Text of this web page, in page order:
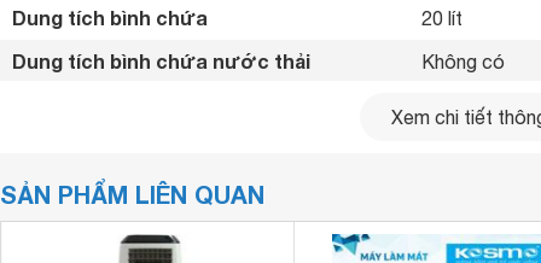
Dung tích bình chứa 20 lít
Dung tích bình chứa nước thải Không có
Tạo hơi
Chế độ gió
Lưu lượng gió 1500 m³/h
Xem chi tiết
SẢN PHẨM LIÊN QUAN